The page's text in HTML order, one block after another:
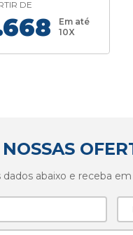
DE
Em até
10X
NOSSAS
dados abaixo e receba